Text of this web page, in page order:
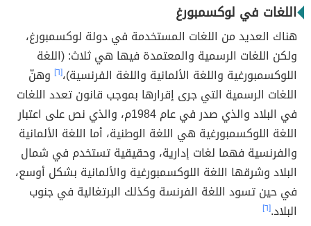
اللغات في لوكسمبورغ
هناك العديد من اللغات المستخدمة في دولة لوكسمبورغ،
ولكن اللغات الرسمية والمعتمدة فيها هي ثلاث: (اللغة
اللوكسمبورغية واللغة الألمانية واللغة الفرنسية)،[٦]
وهنّ
اللغات الرسمية التي جرى إقرارها بموجب قانون تعدد اللغات
في البلاد والذي صدر في عام 1984م، والذي نص على اعتبار
اللغة اللوكسمبورغية هي اللغة الوطنية، أما اللغة الألمانية
والفرنسية فهما لغات إدارية، وحقيقية تستخدم في شمال
البلاد وشرقها اللغة اللوكسمبورغية والألمانية بشكل أوسع،
في حين تسود اللغة الفرنسة وكذلك البرتغالية في جنوب
البلاد.[٦]